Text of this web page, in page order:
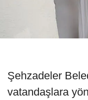
Şehzadeler
vatandaşlara